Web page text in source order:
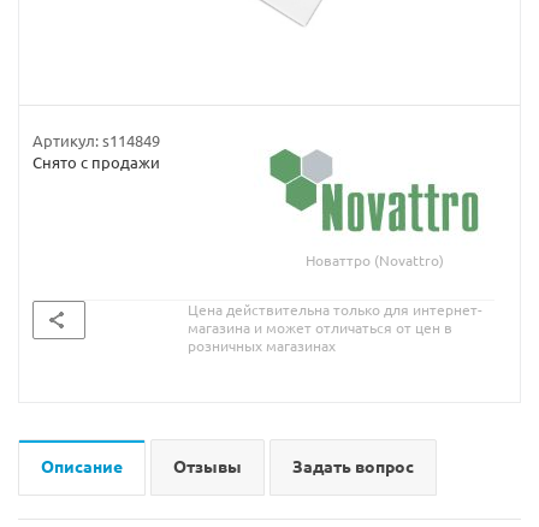
Артикул:s114849
Снято с продажи
Новаттро (Novattro)
Цена действительна только для интернет-
магазина и может отличаться от цен в
розничных магазинах
Описание Отзывы Задать вопрос